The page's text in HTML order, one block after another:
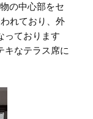
の中心部をセ
れており、外
っております
キなテラス席に